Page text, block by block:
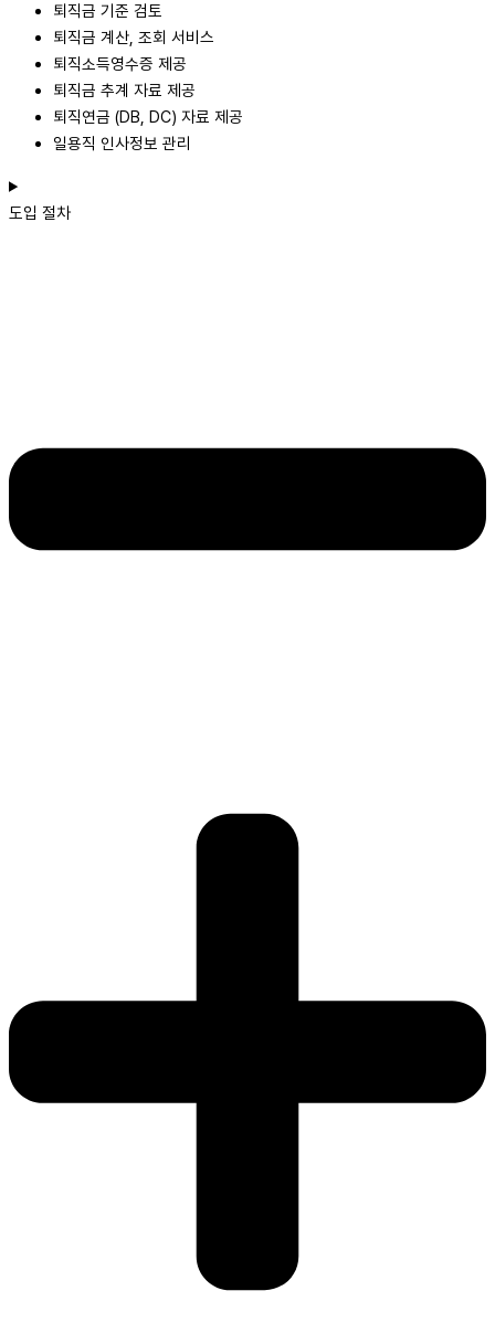
퇴직금 기준 검토
퇴직금 계산, 조회 서비스
퇴직소득영수증 제공
퇴직금 추계 자료 제공
퇴직연금 (DB, DC) 자료 제공
일용직 인사정보 관리
도입 절차